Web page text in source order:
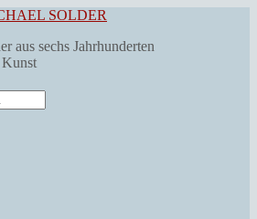
SOLDER
aus sechs Jahrhunderten
Kunst